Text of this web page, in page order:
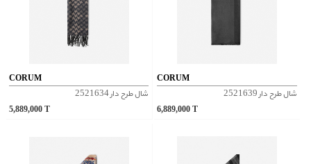
CORUM
شال طرح دار 2521634
5,889,000
CORUM
شال طرح دار 2521639
6,889,000